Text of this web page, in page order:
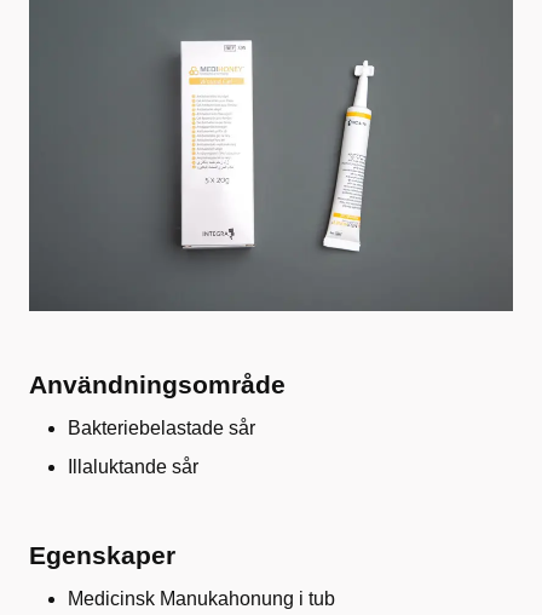
Användningsområde
Bakteriebelastade sår
Illaluktande sår
Egenskaper
Medicinsk Manukahonung i tub